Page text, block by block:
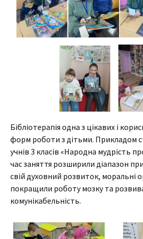
Бібліотерапія одна з цікавих і
форм роботи з дітьми. Прикладом
учнів 3 класів «Народна мудрість
час заняття розширили діапазон
свій духовний розвиток, моральні
покращили роботу мозку та
комунікабельність.